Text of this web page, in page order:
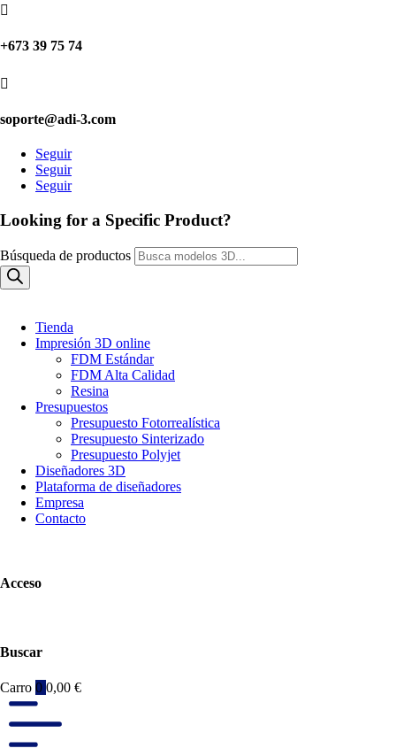

+673 39 75 74

soporte@adi-3.com
Seguir
Seguir
Seguir
Looking for a Specific Product?
Búsqueda de productos
Tienda
Impresión 3D online
FDM Estándar
FDM Alta Calidad
Resina
Presupuestos
Presupuesto Fotorrealística
Presupuesto Sinterizado
Presupuesto Polyjet
Diseñadores 3D
Plataforma de diseñadores
Empresa
Contacto
Acceso
Buscar
Carro 0 0,00 €